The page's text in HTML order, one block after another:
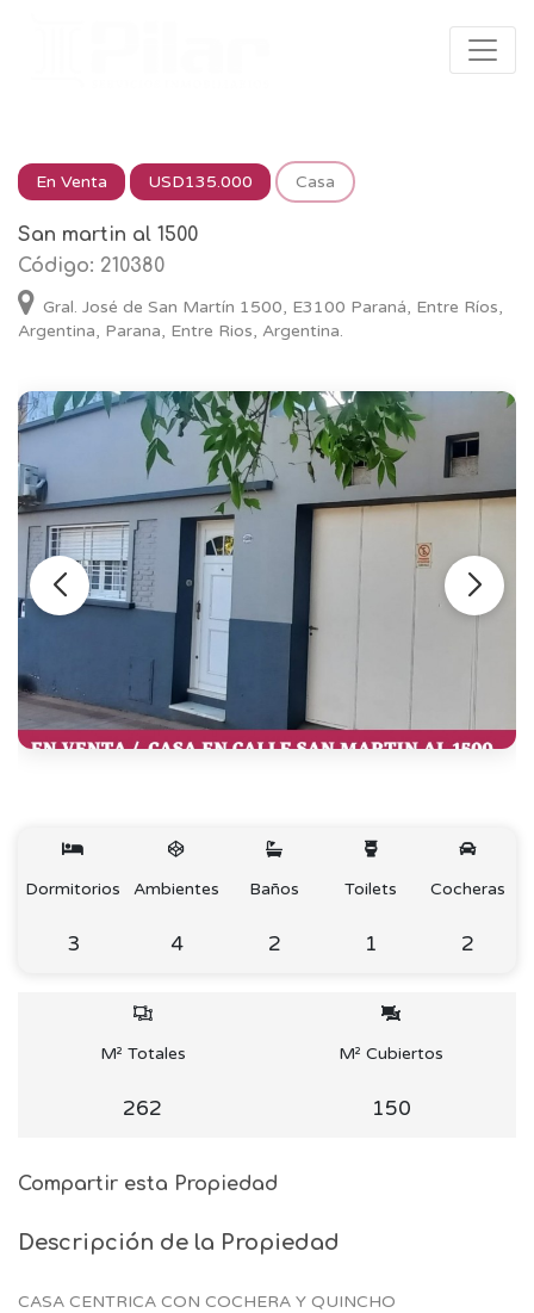
En Venta USD135.000 Casa
San martin al 1500
Código: 210380
Gral. José de San Martín 1500, E3100 Paraná, Entre Ríos,
Argentina, Parana, Entre Rios, Argentina.
Dormitorios
3
Ambientes
4
Baños
2
Toilets
1
Cocheras
2
M² Totales
262
M² Cubiertos
150
Compartir esta Propiedad
Descripción de la Propiedad
CASA CENTRICA CON COCHERA Y QUINCHO